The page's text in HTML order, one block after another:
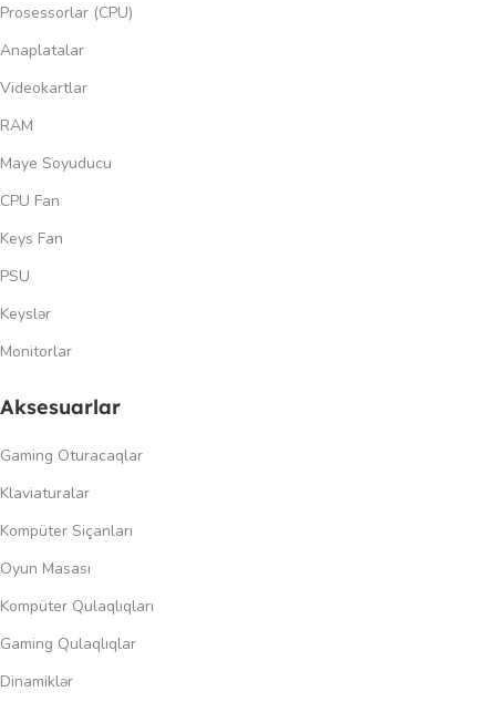
Prosessorlar (CPU)
Anaplatalar
Videokartlar
RAM
Maye Soyuducu
CPU Fan
Keys Fan
PSU
Keyslər
Monitorlar
Aksesuarlar
Gaming Oturacaqlar
Klaviaturalar
Kompüter Siçanları
Oyun Masası
Kompüter Qulaqlıqları
Gaming Qulaqlıqlar
Dinamiklər